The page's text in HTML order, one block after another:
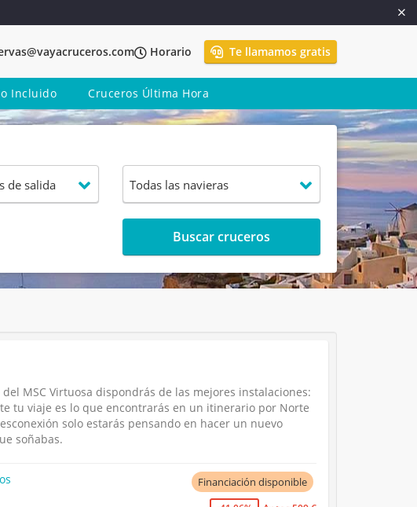
Horario Te llamamos gratis
Incluido Cruceros Última Hora
Buscar cruceros
MSC Virtuosa dispondrás de las mejores instalaciones:
tu viaje es lo que encontrarás en un itinerario por Norte
solo estarás pensando en hacer un nuevo
soñabas.
Financiación disponible